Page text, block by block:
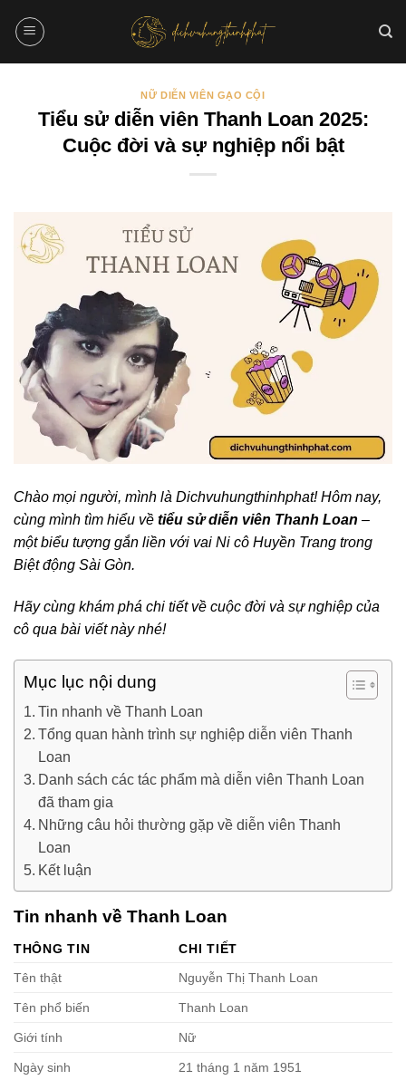
qua
NỮ DIỄN VIÊN GẠO CỘI
Tiểu sử diễn viên Thanh Loan 2025:
Cuộc đời và sự nghiệp nổi bật
Chào mọi người, mình là Dichvuhungthinhphat! Hôm nay,
cùng mình tìm hiểu về tiểu sử diễn viên Thanh Loan –
một biểu tượng gắn liền với vai Ni cô Huyền Trang trong
Biệt động Sài Gòn.
Hãy cùng khám phá chi tiết về cuộc đời và sự nghiệp của
cô qua bài viết này nhé!
Mục lục nội dung
Tin nhanh về Thanh Loan
Tổng quan hành trình sự nghiệp diễn viên Thanh
Loan
Danh sách các tác phẩm mà diễn viên Thanh Loan
đã tham gia
Những câu hỏi thường gặp về diễn viên Thanh
Loan
Kết luận
Tin nhanh về Thanh Loan
THÔNG TIN
CHI TIẾT
Tên thật
Nguyễn Thị Thanh Loan
Tên phổ biến Thanh Loan
Giới tính Nữ
Ngày sinh 21 tháng 1 năm 1951